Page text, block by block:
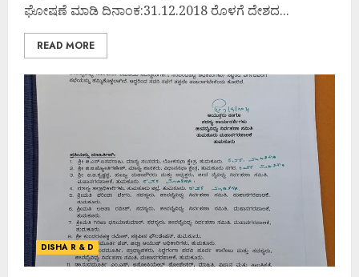
ಘೋಷಣೆ ಮಾಡಿ ದಿನಾಂಕ:31.12.2018 ರೊಳಗೆ ದೇಶದ...
READ MORE
DISHA R & D